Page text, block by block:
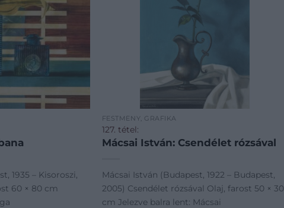
1935 – Kisoroszi,
60 × 80 cm
FESTMÉNY, GRAFIKA
127. tétel:
Mácsai István: Csendélet rózsával
Mácsai István (Budapest, 1922 – Budapest,
2005) Csendélet rózsával Olaj, farost 50 × 30
cm Jelezve balra lent: Mácsai